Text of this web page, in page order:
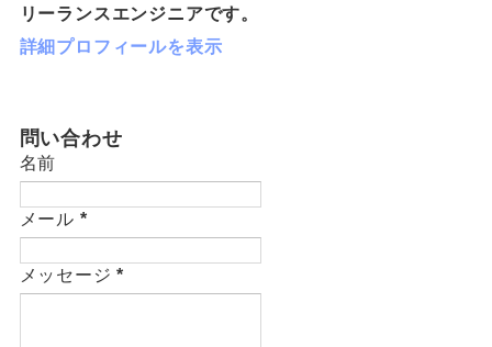
リーランスエンジニアです。
詳細プロフィールを表示
問い合わせ
名前
メール *
メッセージ*